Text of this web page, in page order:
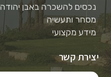
נכסים להשכרה באבן יהודה
מסחר ותעשיה
מידע מקצועי
יצירת קשר